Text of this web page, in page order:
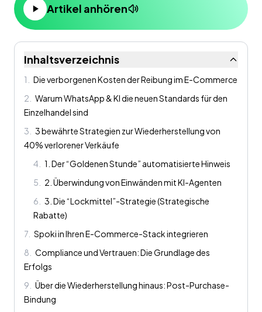
Artikel anhören
Inhaltsverzeichnis
1
Die verborgenen Kosten der Reibung im E-Commerce
2
Warum WhatsApp & KI die neuen Standards für den
Einzelhandel sind
3
3 bewährte Strategien zur Wiederherstellung von
40% verlorener Verkäufe
4
1. Der “Goldenen Stunde” automatisierte Hinweis
5
2. Überwindung von Einwänden mit KI-Agenten
6
3. Die “Lockmittel”-Strategie (Strategische
Rabatte)
7 Spoki in Ihren E-Commerce-Stack integrieren
8
Compliance und Vertrauen: Die Grundlage des
Erfolgs
9
Über die Wiederherstellung hinaus: Post-Purchase-
Bindung